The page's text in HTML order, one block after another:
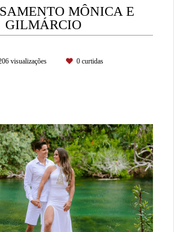
MÔNICA E
GILMÁRCIO
visualizações 0curtidas